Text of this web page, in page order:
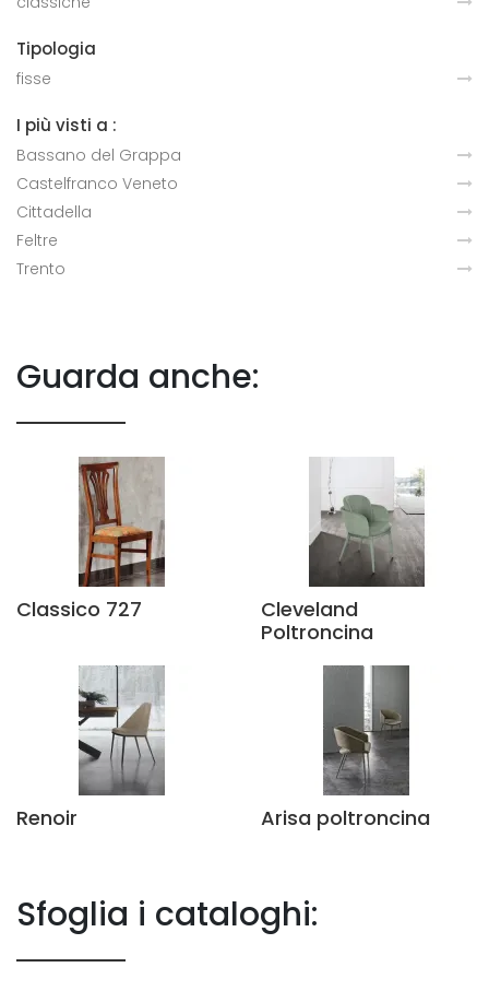
Tipologia
fisse
I più visti a :
Bassano del Grappa
Castelfranco Veneto
Cittadella
Feltre
Trento
Guarda anche:
Classico 727
Cleveland
Poltroncina
Renoir Arisa poltroncina
Sfoglia i cataloghi: